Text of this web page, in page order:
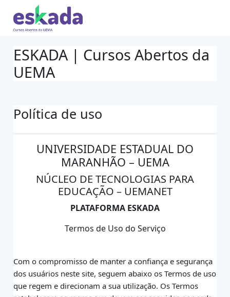
Ir para o conteúdo principal
ESKADA | Cursos Abertos da
UEMA
Política de uso
UNIVERSIDADE ESTADUAL DO
MARANHÃO – UEMA
NÚCLEO DE TECNOLOGIAS PARA
EDUCAÇÃO – UEMANET
PLATAFORMA ESKADA
Termos de Uso do Serviço
Com o compromisso de manter a confiança e segurança
dos usuários neste site,seguem abaixo os Termos de uso
que regem e direcionam a sua utilização. Os Termos